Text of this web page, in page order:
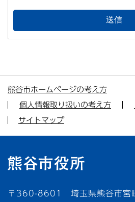
熊谷市ホームページの考え方
個人情報取り扱いの考え方
サイトマップ
〒360-8601 埼玉県熊谷市宮